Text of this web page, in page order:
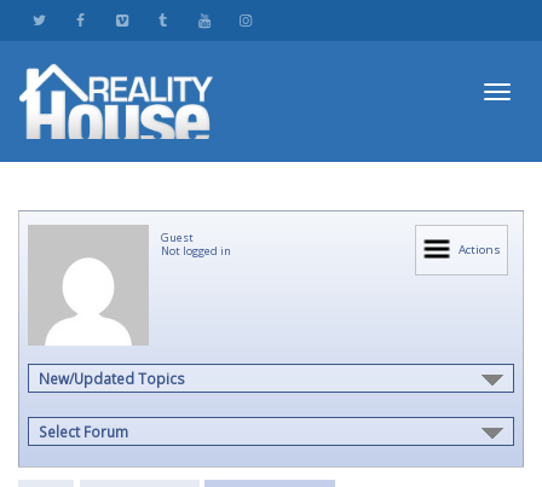
Actions
Guest
Not logged in
New/Updated Topics
Select Forum